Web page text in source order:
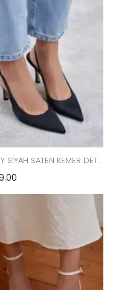
MENDY SİYAH SATEN KEMER DETAY SİVRİ BURUN KADIN TOPUKLU AYAKKABI